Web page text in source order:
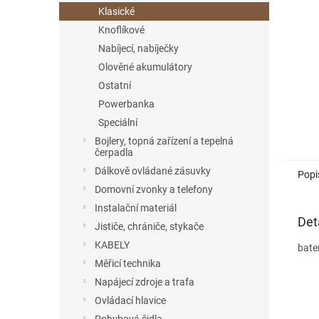
n
e
Klasické
Knoflíkové
Nabíjecí, nabíječky
Olověné akumulátory
Ostatní
Powerbanka
Speciální
Bojlery, topná zařízení a tepelná
čerpadla
Dálkově ovládané zásuvky
Domovní zvonky a telefony
Instalační materiál
Jističe, chrániče, stykače
KABELY
Měřicí technika
Napájecí zdroje a trafa
Ovládací hlavice